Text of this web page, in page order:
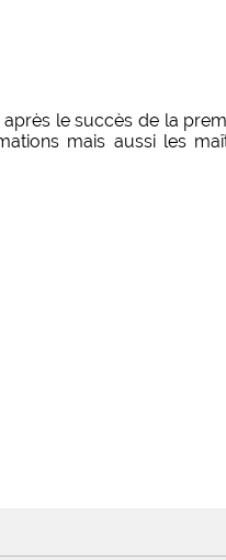
le succès de la
mais aussi les